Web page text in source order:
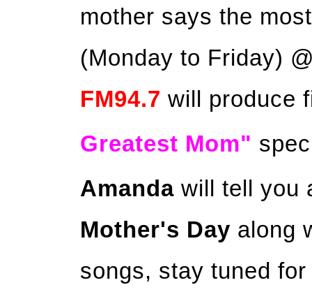
mother says the
(Monday to Friday)
FM94.7 will produce
Greatest Mom"
Amanda will tell you
Mother's Day along
songs, stay tuned